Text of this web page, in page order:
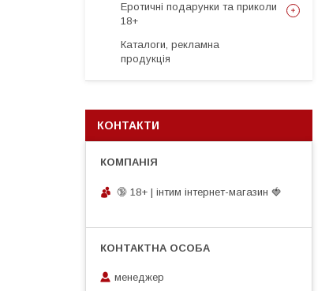
Еротичні подарунки та приколи
18+
Каталоги, рекламна
продукція
КОНТАКТИ
🔞 18+ | інтим інтернет-магазин 🍓
менеджер